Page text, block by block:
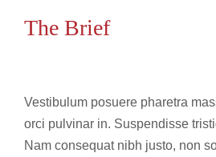
The Brief
Vestibulum posuere pharetra
orci pulvinar in. Suspendisse
Nam consequat nibh justo, non